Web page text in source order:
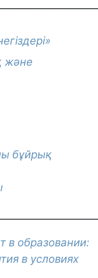
және
бұйрық
в образовании:
в условиях